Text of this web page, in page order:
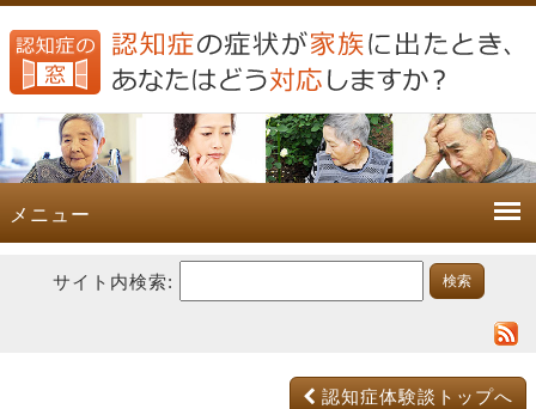
メニュー
サイト内検索:
認知症体験談トップへ